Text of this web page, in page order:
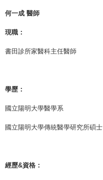
何一成 醫師
現職：
書田診所家醫科主任醫師
學歷：
國立陽明大學醫學系
國立陽明大學傳統醫學研究所碩士
經歷&資格：